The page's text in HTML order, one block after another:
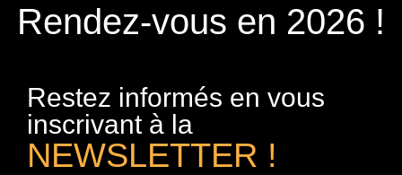
Rendez-vous en 2026 !
Restez informés en vous
inscrivant à la
NEWSLETTER !